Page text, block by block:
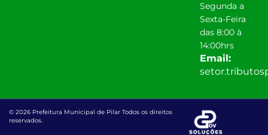
Segunda a
Sexta-Feira
das 8:00 à
14:00hrs
Email:
© 2026 Prefeitura Municipal de Pilar Todos os direitos
reservados.